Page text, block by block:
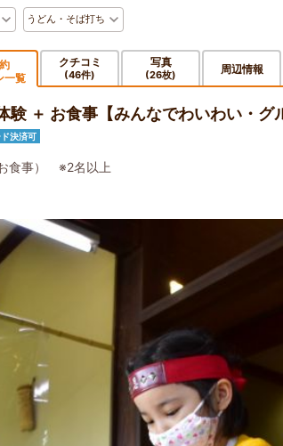
うどん・そば打ち
一覧
クチコミ
(46件)
写真
(26枚) 周辺情報
験 ＋ お食事【みんなでわいわい・
決済可
食事） ※2名以上